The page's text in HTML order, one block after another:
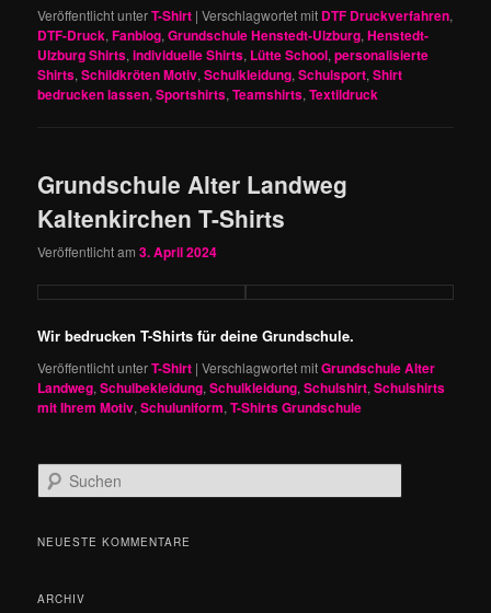
Veröffentlicht unterT-Shirt |Verschlagwortet mit DTF Druckverfahren,
DTF-Druck,Fanblog,Grundschule Henstedt-Ulzburg,Henstedt-
Ulzburg Shirts,individuelle Shirts, Lütte School,personalisierte
Shirts,Schildkröten Motiv,Schulkleidung,Schulsport,Shirt
bedrucken lassen,Sportshirts,Teamshirts,Textildruck
Grundschule Alter Landweg
Kaltenkirchen T-Shirts
Veröffentlicht am3. April 2024
Wir bedrucken T-Shirts für deine Grundschule.
Veröffentlicht unterT-Shirt |Verschlagwortet mitGrundschule Alter
Landweg,Schulbekleidung,Schulkleidung,Schulshirt,Schulshirts
mit Ihrem Motiv,Schuluniform,T-Shirts Grundschule
u
h
NEUESTE KOMMENTARE
ARCHIV